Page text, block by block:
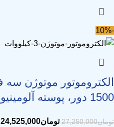
-10%
1500 دور، پوسته آلومینیوم
تومان27,250,000 تومان24,525,000